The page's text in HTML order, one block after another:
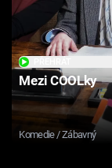
Mezi COOLky
Komedie / Zábavný